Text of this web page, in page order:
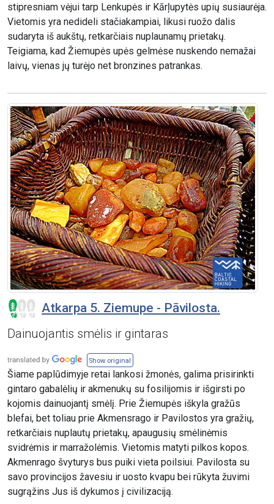
stipresniam vėjui tarp Lenkupės ir Kārļupytės upių susiaurėja.
Vietomis yra nedideli stačiakampiai, likusi ruožo dalis
sudaryta iš aukštų, retkarčiais nuplaunamų prietakų.
Teigiama, kad Žiemupės upės gelmėse nuskendo nemažai
laivų, vienas jų turėjo net bronzines patrankas.
Atkarpa 5. Ziemupe - Pāvilosta.
Dainuojantis smėlis ir gintaras
Show original
Šiame paplūdimyje retai lankosi žmonės, galima prisirinkti
gintaro gabalėlių ir akmenukų su fosilijomis ir išgirsti po
kojomis dainuojantį smėlį. Prie Žiemupės iškyla gražūs
blefai, bet toliau prie Akmensrago ir Pavilostos yra gražių,
retkarčiais nuplautų prietakų, apaugusių smėlinėmis
svidrėmis ir marražolėmis. Vietomis matyti pilkos kopos.
Akmenrago švyturys bus puiki vieta poilsiui. Pavilosta su
savo provincijos žavesiu ir uosto kvapu bei rūkyta žuvimi
sugrąžins Jus iš dykumos į civilizaciją.